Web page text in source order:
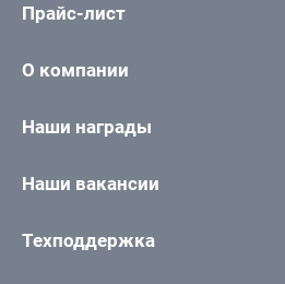
Прайс-лист
О компании
Наши награды
Наши вакансии
Техподдержка